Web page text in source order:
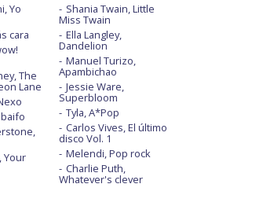
Yo
cara
The
Lane
Your
Shania Twain, Little
Miss Twain
Ella Langley,
Dandelion
Manuel Turizo,
Apambichao
Jessie Ware,
Superbloom
Tyla, A*Pop
Carlos Vives, El último
disco Vol. 1
Melendi, Pop rock
Charlie Puth,
Whatever's clever